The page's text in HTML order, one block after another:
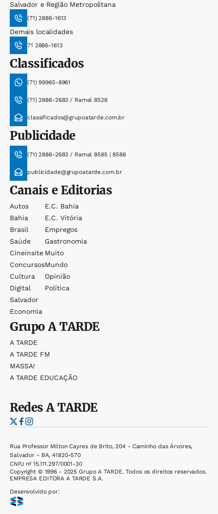
Salvador e Região Metropolitana
(71) 2886-1613
Demais localidades
71 2886-1613
Classificados
(71) 99965-8961
(71) 2886-2683 / Ramal 8526
classificados@grupoatarde.com.br
Publicidade
(71) 2886-2683 / Ramal 8585 | 8586
publicidade@grupoatarde.com.br
Canais e Editorias
Autos
Bahia
Brasil
Saúde
Cineinsite
Concursos
Cultura
Digital
Salvador
Economia
E.c. Bahia
E.c. Vitória
Empregos
Gastronomia
Muito
Mundo
Opinião
Política
GrupoA TARDE
A TARDE
A TARDE FM
MASSA!
A TARDE EDUCAÇÃO
RedesA TARDE
Rua Professor Milton Cayres de Brito, 204 - Caminho das Árvores,
Salvador - BA, 41820-570
CNPJ nº 15.111.297/0001-30
Copyright © 1996 - 2025 Grupo A TARDE. Todos os direitos reservados.
EMPRESA EDITORA A TARDE S.A.
Desenvolvido por: